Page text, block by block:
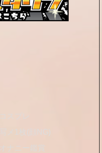
オナニー鑑賞